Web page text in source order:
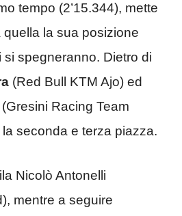
tempo (2’15.344), mette
la sua posizione
spegneranno. Dietro di
(Red Bull KTM Ajo) ed
(Gresini Racing Team
seconda e terza piazza.
Nicolò Antonelli
mentre a seguire